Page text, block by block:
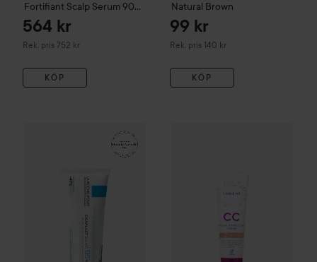
Fortifiant Scalp Serum90
ml
564 kr
Rek. pris 752 kr
Rekommenderat pris 752 kr
KÖP
Natural Brown
99 kr
Rek. pris 140 kr
Rekommenderat pris 140 kr
KÖP
La Roche-Posay